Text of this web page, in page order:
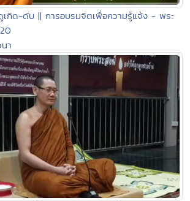
กิด-ดับ || การอบรมจิตเพื่อความรู้แจ้ง - พระ
า